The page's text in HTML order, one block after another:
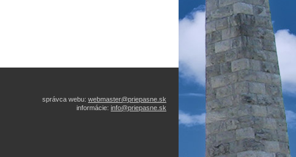
správca webu: webmaster@priepasne.sk
informácie: info@priepasne.sk